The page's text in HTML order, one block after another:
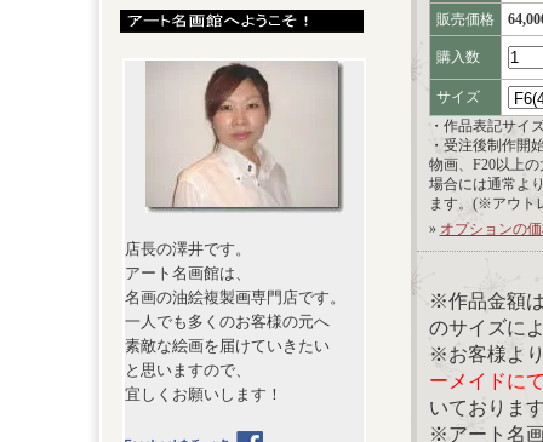
店長の澤井です。
アート名画館は、
名画の油絵複製画専門店です。
一人でも多くのお客様の元へ
素敵な絵画を届けていきたい
と思いますので、
宜しくお願いします！
販売価格
購入数
サイズ
・作品表記サイ
・受注後制作開
物画、F20以上
場合には通常よ
ます。(※アウト
» オプションの
※作品金額
のサイズに
※お客様よ
ーメイドに
いておりま
※アート名